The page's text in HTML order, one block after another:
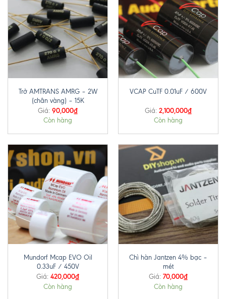
Trở AMTRANS AMRG – 2W
(chân vàng) – 15K
Giá: 90,000₫
Còn hàng
VCAP CuTF 0.01uF / 600V
Giá: 2,100,000₫
Còn hàng
Mundorf Mcap EVO Oil
0.33uF / 450V
Giá: 420,000₫
Còn hàng
Chì hàn Jantzen 4% bạc –
mét
Giá: 70,000₫
Còn hàng